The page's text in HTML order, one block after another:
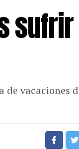
vacaciones